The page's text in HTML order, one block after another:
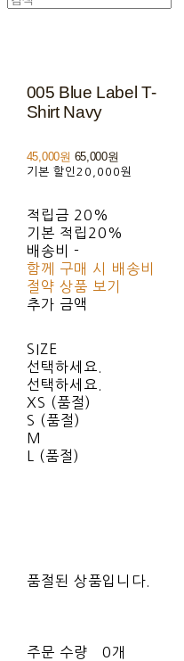
005 Blue Label T-
Shirt Navy
45,000원 65,000원
기본 할인 20,000원
적립금 20%
기본 적립 20%
배송비-
함께 구매 시 배송비
절약 상품 보기
추가 금액
SIZE
선택하세요.
선택하세요.
XS (품절)
S (품절)
M
L (품절)
품절된 상품입니다.
주문 수량
0개